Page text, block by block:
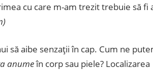
cu care m-am trezit trebuie să fi
să aibe senzaţii în cap. Cum ne
anumeîn corp sau piele? Localizarea